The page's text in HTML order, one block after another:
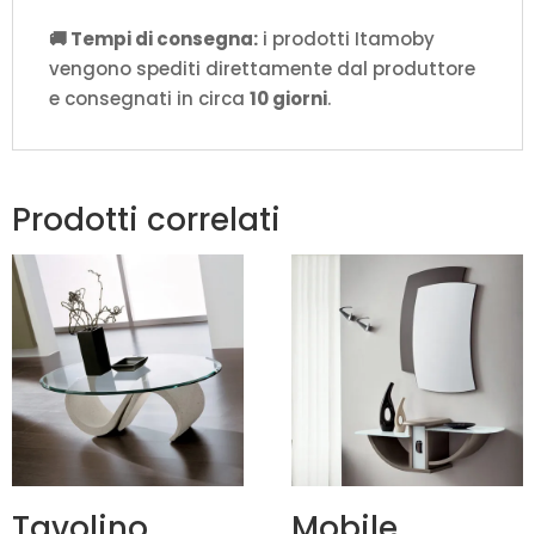
🚚 Tempi di consegna: i prodotti Itamoby
vengono spediti direttamente dal produttore
e consegnati in circa 10 giorni.
Prodotti correlati